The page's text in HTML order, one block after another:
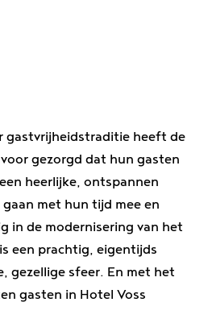
gastvrijheidstraditie heeft de
gezorgd dat hun gasten
heerlijke, ontspannen
met hun tijd mee en
in de modernisering van het
een prachtig, eigentijds
gezellige sfeer. En met het
gasten in Hotel Voss